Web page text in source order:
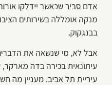
אדם סביר שכאשר יידלקו
מנקה אומללה בשירותים
בבנגקוק.
אבל לא, מי שנשאה את
עיתונאית בכירה בדה
עיריית תל אביב. מעניין מה